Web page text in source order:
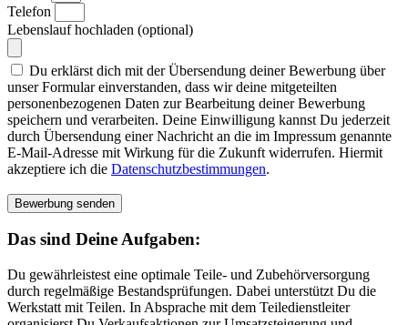
Telefon
Lebenslauf hochladen (optional)
Du erklärst dich mit der Übersendung deiner Bewerbung über
unser Formular einverstanden, dass wir deine mitgeteilten
personenbezogenen Daten zur Bearbeitung deiner Bewerbung
speichern und verarbeiten. Deine Einwilligung kannst Du jederzeit
durch Übersendung einer Nachricht an die im Impressum genannte
E-Mail-Adresse mit Wirkung für die Zukunft widerrufen. Hiermit
akzeptiere ich die Datenschutzbestimmungen.
Bewerbung senden
Das sind Deine Aufgaben:
Du gewährleistest eine optimale Teile- und Zubehörversorgung
durch regelmäßige Bestandsprüfungen. Dabei unterstützt Du die
Werkstatt mit Teilen. In Absprache mit dem Teiledienstleiter